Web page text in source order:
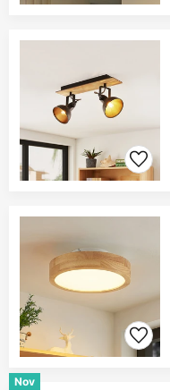
Nov